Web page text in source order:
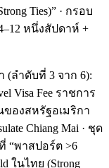
Ties)” · กรอบ
หนึ่งสัปดาห์ +
(ลำดับที่ 3 จาก 6):
Visa Fee ราชการ
ของสหรัฐอเมริกา
Chiang Mai · ชุด
“พาสปอร์ต >6
ในไทย (Strong